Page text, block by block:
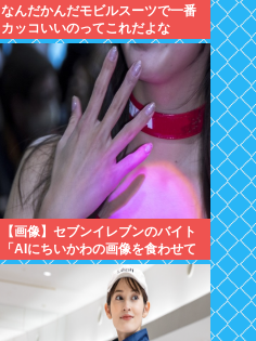
なんだかんだモビルスーツで一番
カッコいいのってこれだよな
【画像】セブンイレブンのバイト
「AIにちいかわの画像を食わせて
っと…できた！」⇒！